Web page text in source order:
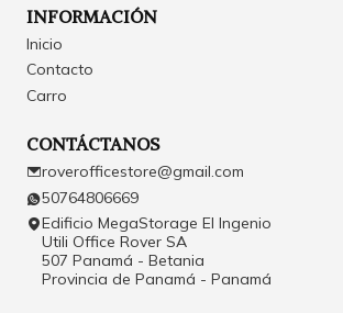
INFORMACIÓN
Inicio
Contacto
Carro
CONTÁCTANOS
roverofficestore@gmail.com
50764806669
Edificio MegaStorage El Ingenio
Utili Office Rover SA
507 Panamá - Betania
Provincia de Panamá - Panamá